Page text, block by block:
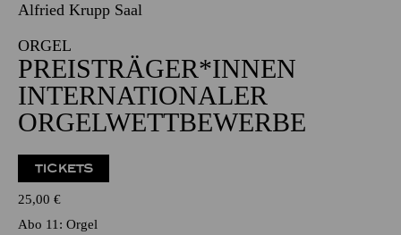
Alfried Krupp Saal
ORGEL
PREISTRÄGER*INNEN
INTERNATIONALER
ORGELWETTBEWERBE
TICKETS
25,00 €
Abo 11: Orgel